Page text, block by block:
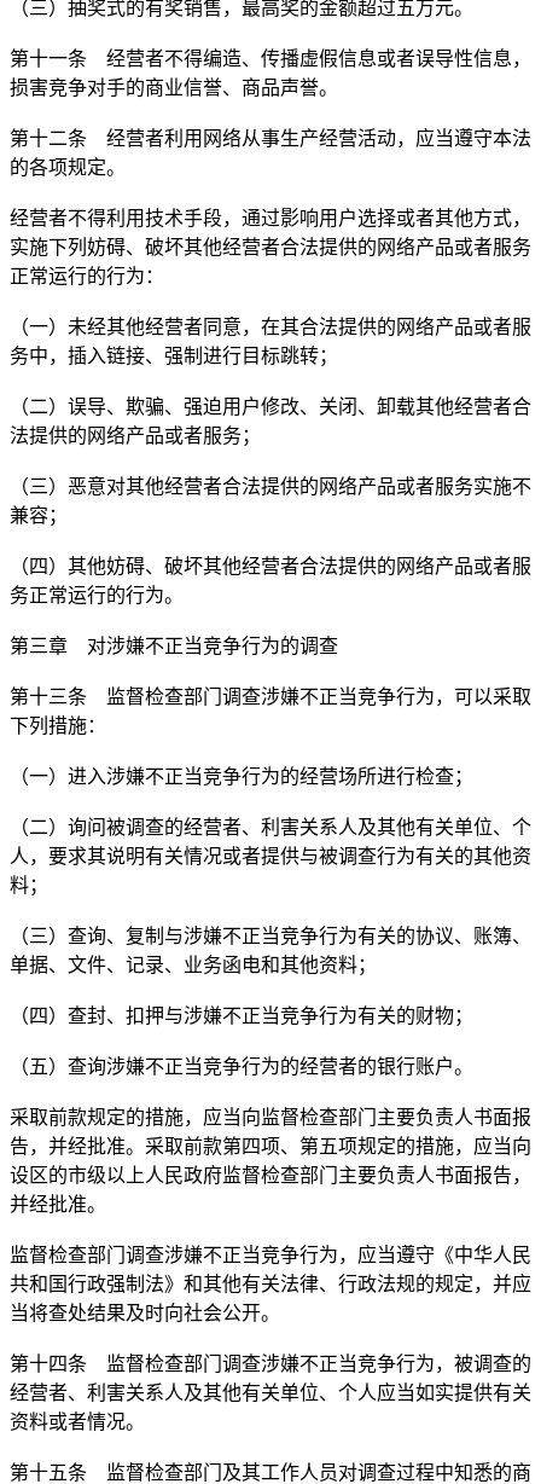
（三）抽奖式的有奖销售，最高奖的金额超过五万元。
第十一条 经营者不得编造、传播虚假信息或者误导性信息，
损害竞争对手的商业信誉、商品声誉。
第十二条 经营者利用网络从事生产经营活动，应当遵守本法
的各项规定。
经营者不得利用技术手段，通过影响用户选择或者其他方式，
实施下列妨碍、破坏其他经营者合法提供的网络产品或者服务
正常运行的行为：
（一）未经其他经营者同意，在其合法提供的网络产品或者服
务中，插入链接、强制进行目标跳转；
（二）误导、欺骗、强迫用户修改、关闭、卸载其他经营者合
法提供的网络产品或者服务；
（三）恶意对其他经营者合法提供的网络产品或者服务实施不
兼容；
（四）其他妨碍、破坏其他经营者合法提供的网络产品或者服
务正常运行的行为。
第三章 对涉嫌不正当竞争行为的调查
第十三条 监督检查部门调查涉嫌不正当竞争行为，可以采取
下列措施：
（一）进入涉嫌不正当竞争行为的经营场所进行检查；
（二）询问被调查的经营者、利害关系人及其他有关单位、个
人，要求其说明有关情况或者提供与被调查行为有关的其他资
料；
（三）查询、复制与涉嫌不正当竞争行为有关的协议、账簿、
单据、文件、记录、业务函电和其他资料；
（四）查封、扣押与涉嫌不正当竞争行为有关的财物；
（五）查询涉嫌不正当竞争行为的经营者的银行账户。
采取前款规定的措施，应当向监督检查部门主要负责人书面报
告，并经批准。采取前款第四项、第五项规定的措施，应当向
设区的市级以上人民政府监督检查部门主要负责人书面报告，
并经批准。
监督检查部门调查涉嫌不正当竞争行为，应当遵守《中华人民
共和国行政强制法》和其他有关法律、行政法规的规定，并应
当将查处结果及时向社会公开。
第十四条 监督检查部门调查涉嫌不正当竞争行为，被调查的
经营者、利害关系人及其他有关单位、个人应当如实提供有关
资料或者情况。
第十五条 监督检查部门及其工作人员对调查过程中知悉的商